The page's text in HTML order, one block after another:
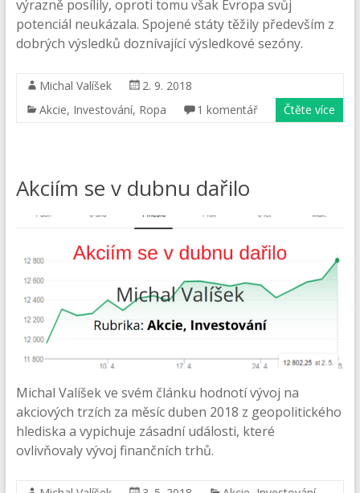
výrazně posílily, oproti tomu však Evropa svůj
potenciál neukázala. Spojené státy těžily především z
dobrých výsledků doznívající výsledkové sezóny.
Michal Valíšek
2. 9. 2018
Akcie, Investování, Ropa 1 komentář Čtěte více
Akciím se v dubnu dařilo
Michal Valíšek ve svém článku hodnotí vývoj na
akciových trzích za měsíc duben 2018 z geopolitického
hlediska a vypichuje zásadní události, které
ovlivňovaly vývoj finančních trhů.